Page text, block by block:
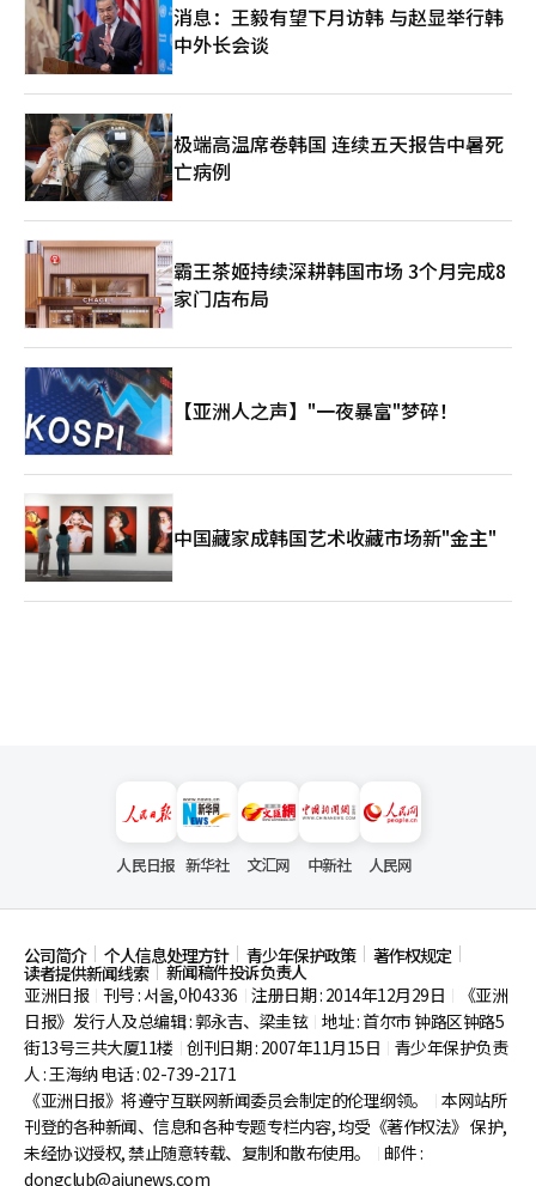
消息：王毅有望下月访韩 与赵显举行韩
中外长会谈
极端高温席卷韩国 连续五天报告中暑死
亡病例
霸王茶姬持续深耕韩国市场 3个月完成8
家门店布局
【亚洲人之声】"一夜暴富"梦碎！
中国藏家成韩国艺术收藏市场新"金主"
人民日报 新华社 文汇网 中新社 人民网
公司简介 个人信息处理方针 青少年保护政策 著作权规定
读者提供新闻线索
新闻稿件投诉负责人
亚洲日报
刊号 : 서울,아04336 注册日期 : 2014年12月29日
《亚洲
日报》发行人及总编辑 : 郭永吉、梁圭铉 地址 : 首尔市钟路区钟路5
街13号三共大厦11楼 创刊日期 : 2007年11月15日
青少年保护负责
人 : 王海纳 电话 : 02-739-2171
《亚洲日报》将遵守互联网新闻委员会制定的伦理纲领。
本网站所
刊登的各种新闻、信息和各种专题专栏内容, 均受《著作权法》 保护,
未经协议授权, 禁止随意转载、复制和散布使用。
邮件 :
dongclub@ajunews.com